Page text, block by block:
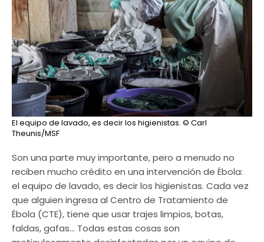
El equipo de lavado, es decir los higienistas. © Carl
Theunis/MSF
Son una parte muy importante, pero a menudo no
reciben mucho crédito en una intervención de Ébola:
el equipo de lavado, es decir los higienistas. Cada vez
que alguien ingresa al Centro de Tratamiento de
Ébola (CTE), tiene que usar trajes limpios, botas,
faldas, gafas… Todas estas cosas son